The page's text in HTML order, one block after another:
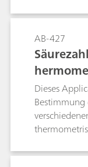
Bei einer
Arsen(III) 0.3
AB-427
Dieses
Bestimmung